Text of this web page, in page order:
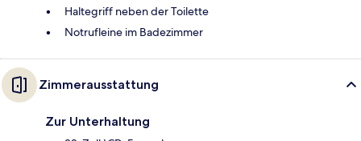
Haltegriff neben der Toilette
Notrufleine im Badezimmer
Zimmerausstattung
Zur Unterhaltung